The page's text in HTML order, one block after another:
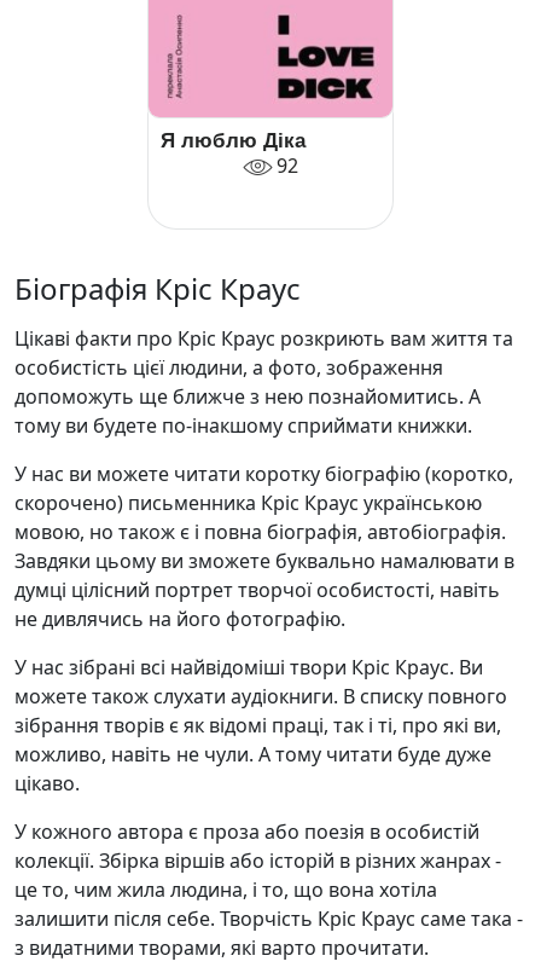
Я люблю Діка
92
Біографія Кріс Краус
Цікаві факти про Кріс Краус розкриють вам життя та
особистість цієї людини, а фото, зображення
допоможуть ще ближче з нею познайомитись. А
тому ви будете по-інакшому сприймати книжки.
У нас ви можете читати коротку біографію (коротко,
скорочено) письменника Кріс Краус українською
мовою, но також є і повна біографія, автобіографія.
Завдяки цьому ви зможете буквально намалювати в
думці цілісний портрет творчої особистості, навіть
не дивлячись на його фотографію.
У нас зібрані всі найвідоміші твори Кріс Краус. Ви
можете також слухати аудіокниги. В списку повного
зібрання творів є як відомі праці, так і ті, про які ви,
можливо, навіть не чули. А тому читати буде дуже
цікаво.
У кожного автора є проза або поезія в особистій
колекції. Збірка віршів або історій в різних жанрах -
це то, чим жила людина, і то, що вона хотіла
залишити після себе. Творчість Кріс Краус саме така -
з видатними творами, які варто прочитати.